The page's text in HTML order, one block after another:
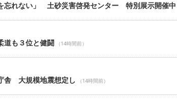
忘れない」 土砂災害啓発センター 特別展示開催中
も３位と健闘 （14時間前）
舎 大規模地震想定し （14時間前）